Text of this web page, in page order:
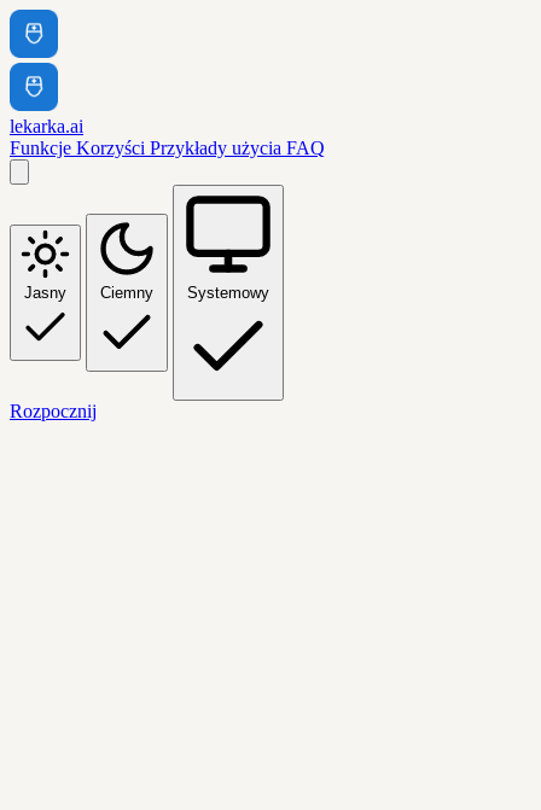
lekarka.ai
Funkcje Korzyści Przykłady użycia FAQ
Jasny Ciemny Systemowy
Rozpocznij